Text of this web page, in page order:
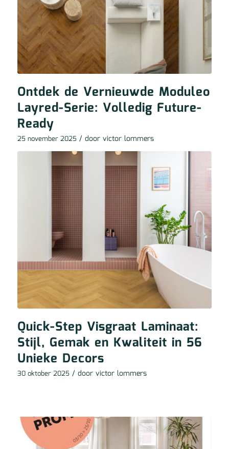
Ontdek de Vernieuwde Moduleo
Layred-Serie: Volledig Future-
Ready
25 november 2025 / door victor lommers
Quick-Step Visgraat Laminaat:
Stijl, Gemak en Kwaliteit in 56
Unieke Decors
30 oktober 2025 / door victor lommers